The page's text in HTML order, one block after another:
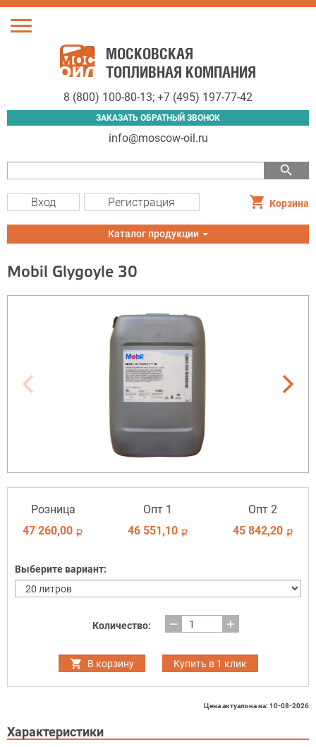
Toggle
МОСКОВСКАЯ
ТОПЛИВНАЯ КОМПАНИЯ
8 (800) 100-80-13; +7 (495) 197-77-42
ЗАКАЗАТЬ ОБРАТНЫЙ ЗВОНОК
info@moscow-oil.ru
search
Вход Регистрация Корзина
Toggle
navigation
Каталог продукции
Mobil Glygoyle 30
Розница
47 260,00 i
Опт 1
46 551,10 i
Опт 2
45 842,20 i
Выберите вариант:
Количество: remove add
В корзину Купить в 1 клик
Цена актуальна на: 10-08-2026
Характеристики